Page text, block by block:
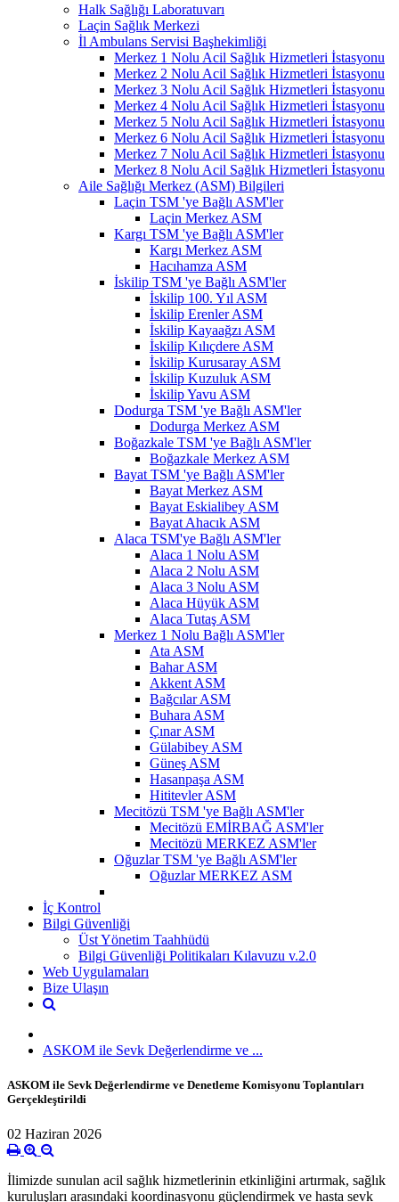
Halk Sağlığı Laboratuvarı
Laçin Sağlık Merkezi
İl Ambulans Servisi Başhekimliği
Merkez 1 Nolu Acil Sağlık Hizmetleri İstasyonu
Merkez 2 Nolu Acil Sağlık Hizmetleri İstasyonu
Merkez 3 Nolu Acil Sağlık Hizmetleri İstasyonu
Merkez 4 Nolu Acil Sağlık Hizmetleri İstasyonu
Merkez 5 Nolu Acil Sağlık Hizmetleri İstasyonu
Merkez 6 Nolu Acil Sağlık Hizmetleri İstasyonu
Merkez 7 Nolu Acil Sağlık Hizmetleri İstasyonu
Merkez 8 Nolu Acil Sağlık Hizmetleri İstasyonu
Aile Sağlığı Merkez (ASM) Bilgileri
Laçin TSM 'ye Bağlı ASM'ler
Laçin Merkez ASM
Kargı TSM 'ye Bağlı ASM'ler
Kargı Merkez ASM
Hacıhamza ASM
İskilip TSM 'ye Bağlı ASM'ler
İskilip 100. Yıl ASM
İskilip Erenler ASM
İskilip Kayaağzı ASM
İskilip Kılıçdere ASM
İskilip Kurusaray ASM
İskilip Kuzuluk ASM
İskilip Yavu ASM
Dodurga TSM 'ye Bağlı ASM'ler
Dodurga Merkez ASM
Boğazkale TSM 'ye Bağlı ASM'ler
Boğazkale Merkez ASM
Bayat TSM 'ye Bağlı ASM'ler
Bayat Merkez ASM
Bayat Eskialibey ASM
Bayat Ahacık ASM
Alaca TSM'ye Bağlı ASM'ler
Alaca 1 Nolu ASM
Alaca 2 Nolu ASM
Alaca 3 Nolu ASM
Alaca Hüyük ASM
Alaca Tutaş ASM
Merkez 1 Nolu Bağlı ASM'ler
Ata ASM
Bahar ASM
Akkent ASM
Bağcılar ASM
Buhara ASM
Çınar ASM
Gülabibey ASM
Güneş ASM
Hasanpaşa ASM
Hititevler ASM
Mecitözü TSM 'ye Bağlı ASM'ler
Mecitözü EMİRBAĞ ASM'ler
Mecitözü MERKEZ ASM'ler
Oğuzlar TSM 'ye Bağlı ASM'ler
Oğuzlar MERKEZ ASM
İç Kontrol
Bilgi Güvenliği
Üst Yönetim Taahhüdü
Bilgi Güvenliği Politikaları Kılavuzu v.2.0
Web Uygulamaları
Bize Ulaşın
ASKOM ile Sevk Değerlendirme ve ...
ASKOM ile Sevk Değerlendirme ve Denetleme Komisyonu Toplantıları
Gerçekleştirildi
02 Haziran 2026
İlimizde sunulan acil sağlık hizmetlerinin etkinliğini artırmak, sağlık
kuruluşları arasındaki koordinasyonu güçlendirmek ve hasta sevk